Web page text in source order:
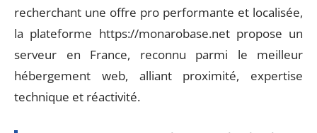
recherchant une offre pro performante et localisée,
la plateforme https://monarobase.net propose un
serveur en France, reconnu parmi le meilleur
hébergement web, alliant proximité, expertise
technique et réactivité.